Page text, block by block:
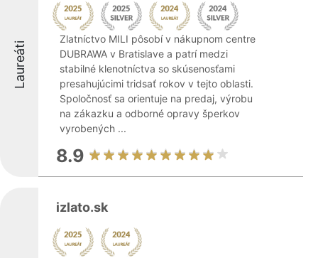
Laureáti
Zlatníctvo MILI pôsobí v nákupnom centre
DUBRAWA v Bratislave a patrí medzi
stabilné klenotníctva so skúsenosťami
presahujúcimi tridsať rokov v tejto oblasti.
Spoločnosť sa orientuje na predaj, výrobu
na zákazku a odborné opravy šperkov
vyrobených ...
8.9
izlato.sk